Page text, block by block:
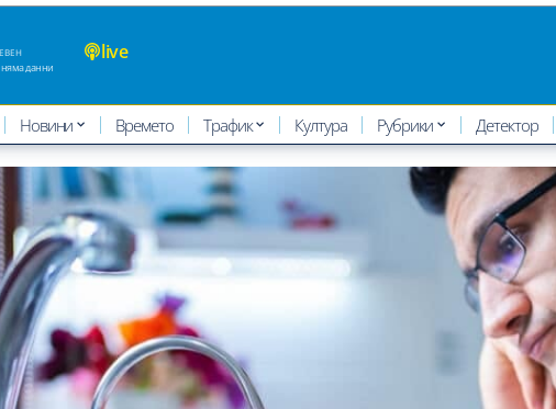
данни
live
Новини Времето Трафик Култура Рубрики Детектор